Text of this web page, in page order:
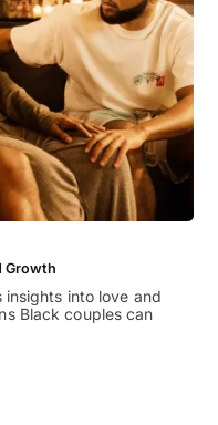
Growth
into love and
Black couples can